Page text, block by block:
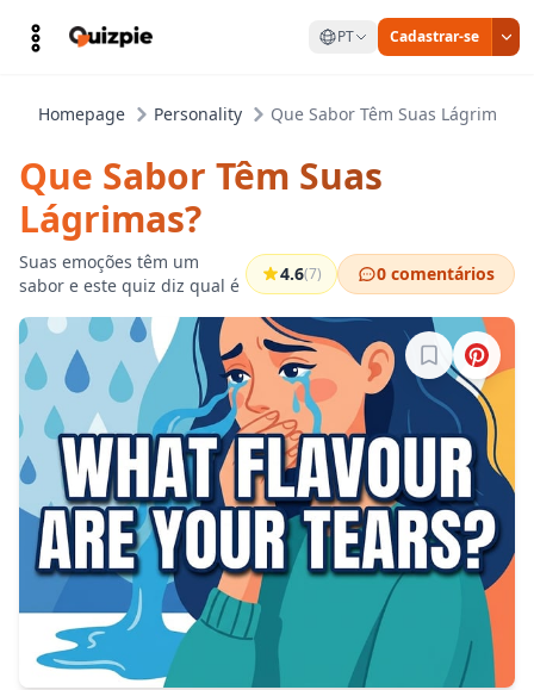
PT Cadastrar-se
Homepage Personality Que Sabor Têm Suas Lágrimas?
Que Sabor Têm Suas
Lágrimas?
Suas emoções têm um
sabor e este quiz diz qual é
4.6(7) 0 comentários
Entre para